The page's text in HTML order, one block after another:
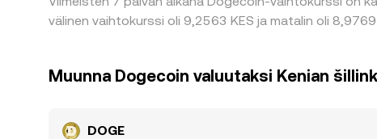
välinen vaihtokurssi oli 9,2563 KES ja matalin oli 8,9769
Muunna Dogecoin valuutaksi Kenian
DOGE